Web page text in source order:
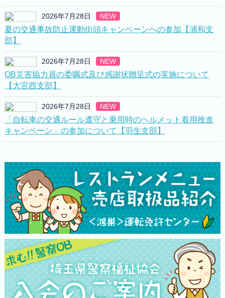
2026年7月28日 NEW
夏の交通事故防止運動街頭キャンペーンへの参加【浦和支
部】
2026年7月28日 NEW
OB災害協力員の委嘱式及び感謝状贈呈式の実施について
【大宮西支部】
2026年7月28日 NEW
「自転車の交通ルール遵守と乗用時のヘルメット着用推進
キャンペーン」の参加について【羽生支部】